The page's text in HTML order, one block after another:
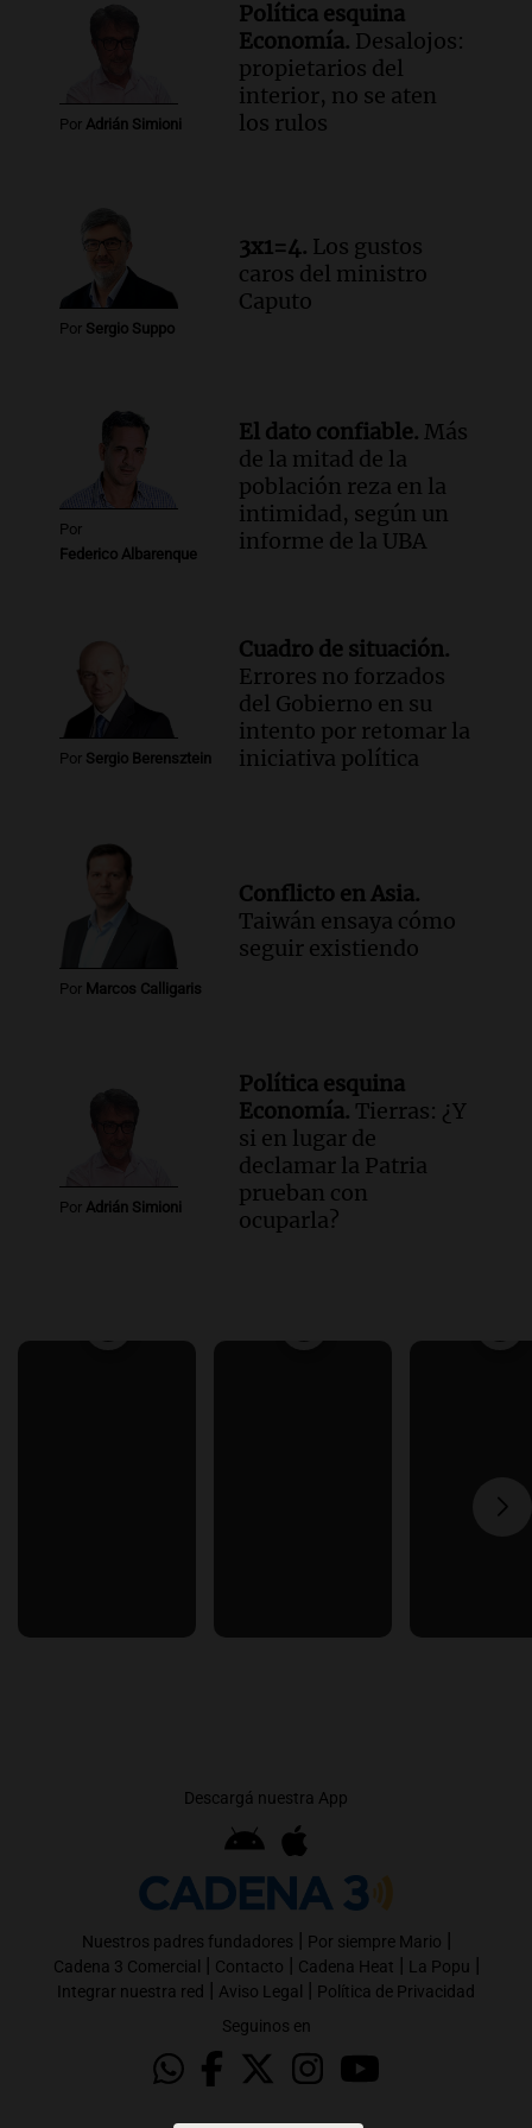
Audio.Solicitan quiebra de Lebron
Group en medio de una investigación
por estafa piramidal millonaria
Panorama Federal
Episodios
mediante delivery
Panorama Federal
Episodios
Por Adrián Simioni
Política esquina
Economía. Desalojos:
propietarios del
interior, no se aten
los rulos
Por Sergio Suppo
3x1=4. Los gustos
caros del ministro
Caputo
Por
Federico Albarenque
El dato confiable. Más
de la mitad de la
población reza en la
intimidad, según un
informe de la UBA
Por Sergio Berensztein
Cuadro de situación.
Errores no forzados
del Gobierno en su
intento por retomar la
iniciativa política
Por Marcos Calligaris
Conflicto en Asia.
Taiwán ensaya cómo
seguir existiendo
Por Adrián Simioni
Política esquina
Economía. Tierras: ¿Y
si en lugar de
declamar la Patria
prueban con
ocuparla?
Descargá nuestra App
Nuestros padres fundadores | Por siempre Mario |
Cadena 3 Comercial | Contacto | Cadena Heat | La Popu |
Integrar nuestra red | Aviso Legal | Política de Privacidad
Seguinos en